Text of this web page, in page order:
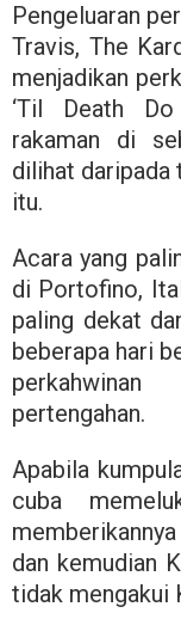
Pengeluaran
Travis, The
menjadikan
‘Til Death
rakaman di
dilihat daripada
itu.
Acara yang
di Portofino,
paling dekat
beberapa hari
pertengahan.
Apabila
cuba
dan kemudian
tidak mengakui